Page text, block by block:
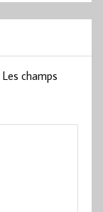
Les champs